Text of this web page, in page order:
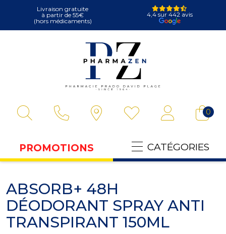
Livraison gratuite
à partir de 55€
(hors médicaments)
4,4 sur 442 avis
0
PROMOTIONS CATÉGORIES
ABSORB+ 48H
DÉODORANT SPRAY ANTI
TRANSPIRANT 150ML